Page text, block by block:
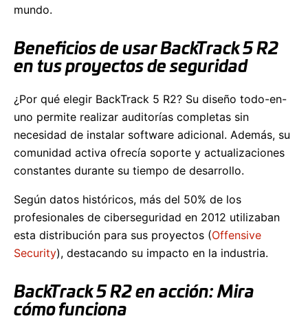
mundo.
Beneficios de usar BackTrack 5 R2
en tus proyectos de seguridad
¿Por qué elegir BackTrack 5 R2? Su diseño todo-en-
uno permite realizar auditorías completas sin
necesidad de instalar software adicional. Además, su
comunidad activa ofrecía soporte y actualizaciones
constantes durante su tiempo de desarrollo.
Según datos históricos, más del 50% de los
profesionales de ciberseguridad en 2012 utilizaban
esta distribución para sus proyectos (Offensive
Security), destacando su impacto en la industria.
BackTrack 5 R2 en acción: Mira
cómo funciona